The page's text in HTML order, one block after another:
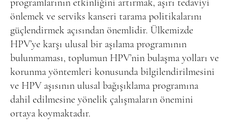
programlarının etkinliğini artırmak, aşırı tedaviyi
önlemek ve serviks kanseri tarama politikalarını
güçlendirmek açısından önemlidir. Ülkemizde
HPV’ye karşı ulusal bir aşılama programının
bulunmaması, toplumun HPV’nin bulaşma yolları ve
korunma yöntemleri konusunda bilgilendirilmesini
ve HPV aşısının ulusal bağışıklama programına
dahil edilmesine yönelik çalışmaların önemini
ortaya koymaktadır.